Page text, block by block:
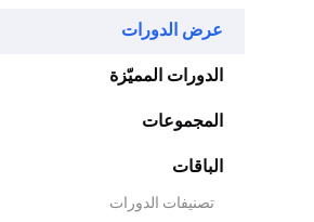
عرض الدورات
الدورات المميّزة
المجموعات
الباقات
تصنيفات الدورات